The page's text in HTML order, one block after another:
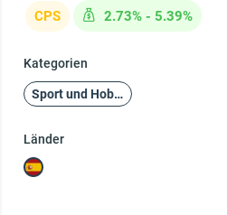
CPS 2.73% - 5.39%
Kategorien
Sport und Hobby
Länder